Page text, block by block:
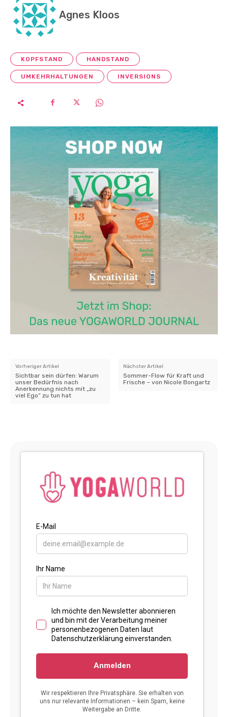
Agnes Kloos
KOPFSTAND HANDSTAND
UMKEHRHALTUNGEN INVERSIONS
Vorheriger Artikel
Sichtbar sein dürfen: Warum
unser Bedürfnis nach
Anerkennung nichts mit „zu
viel Ego“ zu tun hat
Nächster Artikel
Sommer-Flow für Kraft und
Frische – von Nicole Bongartz